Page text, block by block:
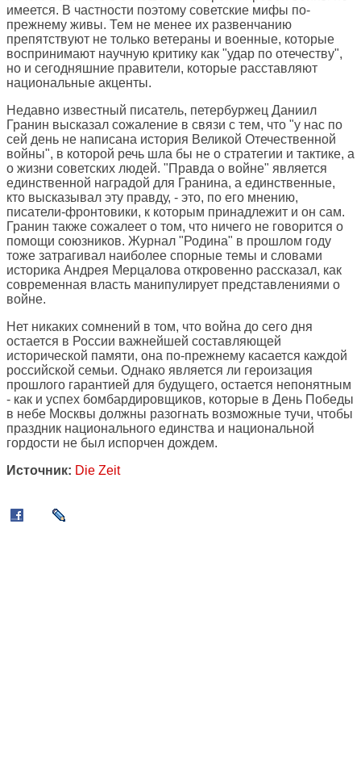
имеется. В частности поэтому советские мифы по-
прежнему живы. Тем не менее их развенчанию
препятствуют не только ветераны и военные, которые
воспринимают научную критику как "удар по отечеству",
но и сегодняшние правители, которые расставляют
национальные акценты.
Недавно известный писатель, петербуржец Даниил
Гранин высказал сожаление в связи с тем, что "у нас по
сей день не написана история Великой Отечественной
войны", в которой речь шла бы не о стратегии и тактике, а
о жизни советских людей. "Правда о войне" является
единственной наградой для Гранина, а единственные,
кто высказывал эту правду, - это, по его мнению,
писатели-фронтовики, к которым принадлежит и он сам.
Гранин также сожалеет о том, что ничего не говорится о
помощи союзников. Журнал "Родина" в прошлом году
тоже затрагивал наиболее спорные темы и словами
историка Андрея Мерцалова откровенно рассказал, как
современная власть манипулирует представлениями о
войне.
Нет никаких сомнений в том, что война до сего дня
остается в России важнейшей составляющей
исторической памяти, она по-прежнему касается каждой
российской семьи. Однако является ли героизация
прошлого гарантией для будущего, остается непонятным
- как и успех бомбардировщиков, которые в День Победы
в небе Москвы должны разогнать возможные тучи, чтобы
праздник национального единства и национальной
гордости не был испорчен дождем.
Источник: Die Zeit